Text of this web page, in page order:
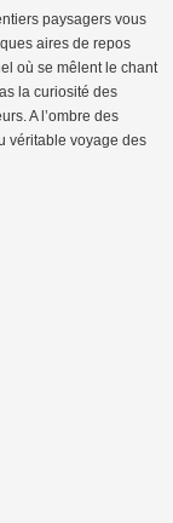
paysagers vous
aires de repos
où se mêlent le chant
la curiosité des
A l’ombre des
véritable voyage des